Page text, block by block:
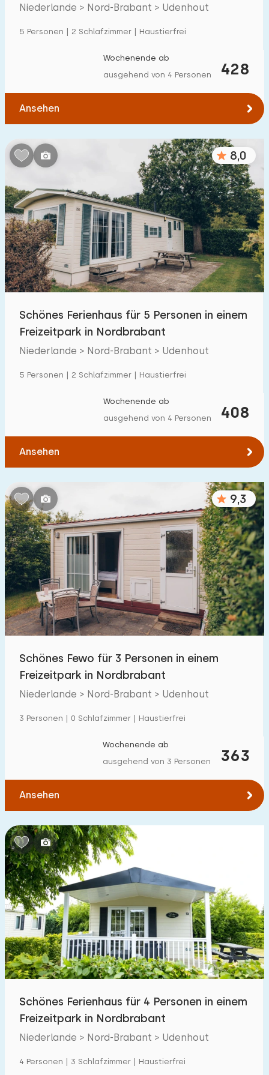
Einfamilienhaus
Ferienbauernhof
Tiny house
Kinderfreundlich
Kindermöbel 1
Eingezäunter Garten 1
Spielgeräte im Garten 0
Hallenbad 19
Freibad 52
Kinderanimation
Kindereinrichtungen im Park
Zugänglichkeit
Eingeschränkte Mobilität
Rollstuhlgerecht
Hilfsmittel
Niederlande > Nord-Brabant > Udenhout
5 Personen | 2 Schlafzimmer | Haustierfrei
428
Wochenende ab
ausgehend von 4 Personen
Ansehen
8,0
Schönes Ferienhaus für 5 Personen in einem
Freizeitpark in Nordbrabant
Niederlande > Nord-Brabant > Udenhout
5 Personen | 2 Schlafzimmer | Haustierfrei
408
Wochenende ab
ausgehend von 4 Personen
Ansehen
9,3
Schönes Fewo für 3 Personen in einem
Freizeitpark in Nordbrabant
Niederlande > Nord-Brabant > Udenhout
3 Personen | 0 Schlafzimmer | Haustierfrei
363
Wochenende ab
ausgehend von 3 Personen
Ansehen
Schönes Ferienhaus für 4 Personen in einem
Freizeitpark in Nordbrabant
Niederlande > Nord-Brabant > Udenhout
4 Personen | 3 Schlafzimmer | Haustierfrei